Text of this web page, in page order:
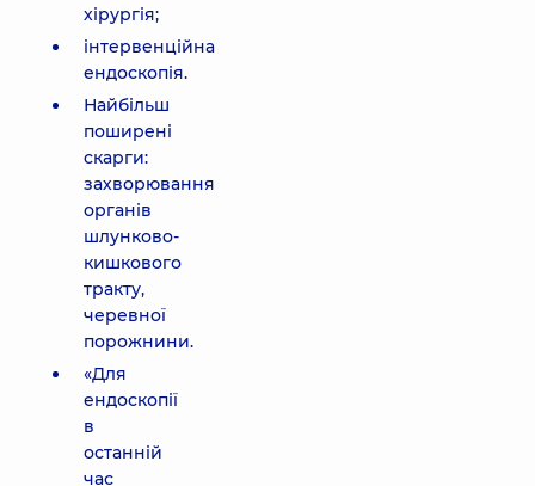
хірургія;
інтервенційна
ендоскопія.
Найбільш
поширені
скарги:
захворювання
органів
шлунково-
кишкового
тракту,
черевної
порожнини.
«Для
ендоскопії
в
останній
час